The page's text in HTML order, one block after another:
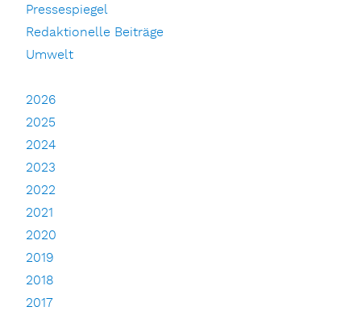
Pressespiegel
Redaktionelle Beiträge
Umwelt
2026
2025
2024
2023
2022
2021
2020
2019
2018
2017